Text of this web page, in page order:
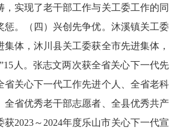
，实现了老干部工作与关工委工作的同
惩。（四）兴创先争优。沐溪镇关工委
体，沐川县关工委获全市先进集体，
人。张志文两次获全省关心下一代先
省关心下一代工作先进个人、全省老科
全省优秀老干部志愿者、全县优秀共产
2023～2024年度乐山市关心下一代宣